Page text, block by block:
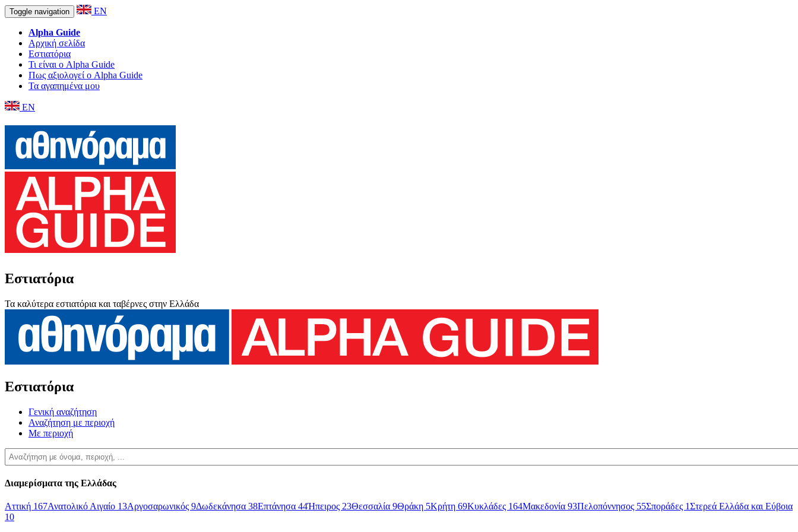
Toggle navigation EN
Alpha Guide
Αρχική σελίδα
Εστιατόρια
Τι είναι ο Alpha Guide
Πως αξιολογεί ο Alpha Guide
Τα αγαπημένα μου
EN
Εστιατόρια
Τα καλύτερα εστιατόρια και ταβέρνες στην Ελλάδα
Εστιατόρια
Γενική αναζήτηση
Αναζήτηση με περιοχή
Με περιοχή
Διαμερίσματα της Ελλάδας
Αττική 167Ανατολικό Αιγαίο 13Αργοσαρωνικός 9Δωδεκάνησα 38Επτάνησα 44Ήπειρος 23Θεσσαλία 9Θράκη 5Κρήτη 69Κυκλάδες 164Μακεδονία 93Πελοπόννησος 55Σποράδες 1Στερεά Ελλάδα και Εύβοια
10